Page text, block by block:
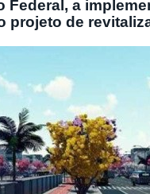
a
projeto de